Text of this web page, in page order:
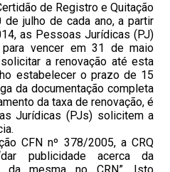
de Registro e Quitação
julho de cada ano, a partir
as Pessoas Jurídicas (PJ)
vencer em 31 de maio
a renovação até esta
estabelecer o prazo de 15
da documentação completa
da taxa de renovação, é
Jurídicas (PJs) solicitem a
CFN nº 378/2005, a CRQ
publicidade acerca da